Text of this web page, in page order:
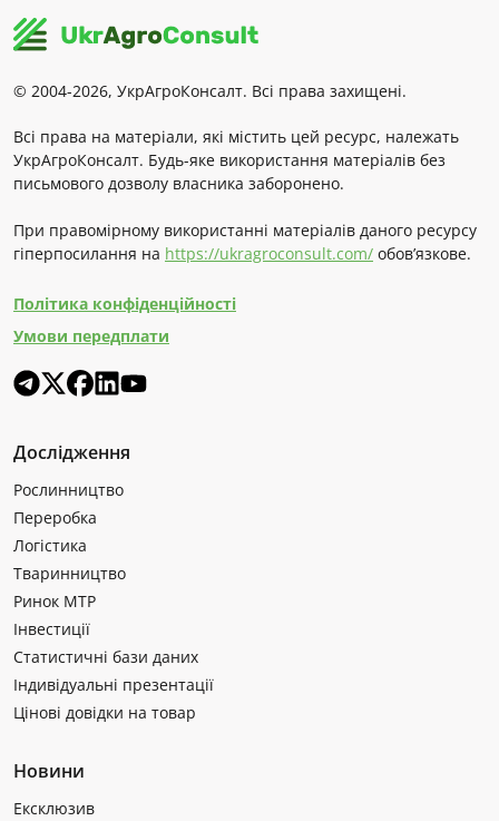
© 2004-2026, УкрАгроКонсалт. Всі права захищені.
Всі права на матеріали, які містить цей ресурс, належать
УкрАгроКонсалт. Будь-яке використання матеріалів без
письмового дозволу власника заборонено.
При правомірному використанні матеріалів даного ресурсу
гіперпосилання на https://ukragroconsult.com/ обов’язкове.
Політика конфіденційності
Умови передплати
Дослідження
Рослинництво
Переробка
Логістика
Тваринництво
Ринок МТР
Інвестиції
Статистичні бази даних
Індивідуальні презентації
Цінові довідки на товар
Новини
Ексклюзив